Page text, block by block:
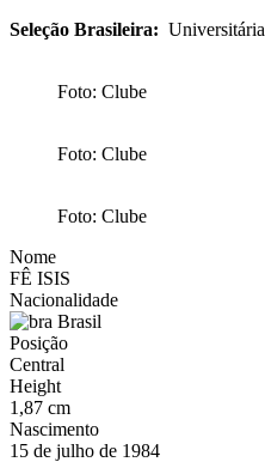
Seleção Brasileira: Universitária
Foto: Clube
Foto: Clube
Foto: Clube
Nome
FÊ ISIS
Nacionalidade
Brasil
Posição
Central
Height
1,87 cm
Nascimento
15 de julho de 1984